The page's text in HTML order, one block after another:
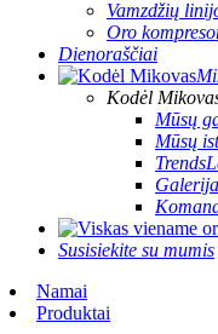
Vamzdžių
Oro
Dienoraščiai
Kodėl
Mūsų
Mūsų
Galerija
Susisiekite su mumis
Namai
Produktai